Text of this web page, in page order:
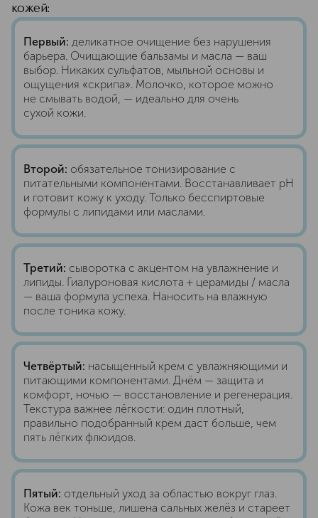
кожей:
Первый: деликатное очищение без нарушения
барьера. Очищающие бальзамы и масла — ваш
выбор. Никаких сульфатов, мыльной основы и
ощущения «скрипа». Молочко, которое можно
не смывать водой, — идеально для очень
сухой кожи.
Второй: обязательное тонизирование с
питательными компонентами. Восстанавливает pH
и готовит кожу к уходу. Только бесспиртовые
формулы с липидами или маслами.
Третий: сыворотка с акцентом на увлажнение и
липиды. Гиалуроновая кислота + церамиды / масла
— ваша формула успеха. Наносить на влажную
после тоника кожу.
Четвёртый: насыщенный крем с увлажняющими и
питающими компонентами. Днём — защита и
комфорт, ночью — восстановление и регенерация.
Текстура важнее лёгкости: один плотный,
правильно подобранный крем даст больше, чем
пять лёгких флюидов.
Пятый: отдельный уход за областью вокруг глаз.
Кожа век тоньше, лишена сальных желёз и стареет